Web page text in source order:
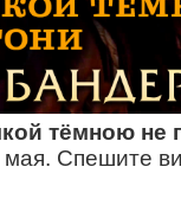
тёмною не
Спешите